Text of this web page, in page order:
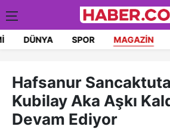
DÜNYA SPOR MAGAZIN
Hafsanur
Kubilay Aka Aşkı
Devam Ediyor